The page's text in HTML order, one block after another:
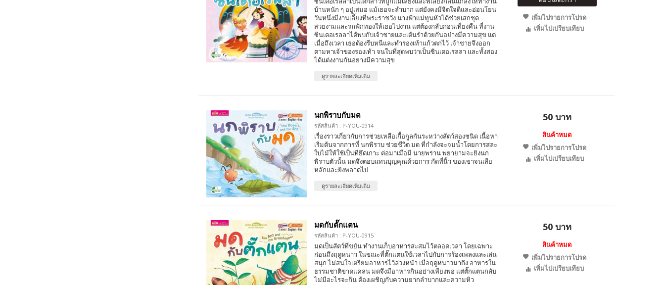
บ้านหนัก ๆ อยู่เสมอ แม้เธอจะลำบาก แต่ยังคงมีจิตใจดีและอ่อนโยน
วันหนึ่งมีงานเลี้ยงที่พระราชวัง นางฟ้าแม่ทูนหัวได้ช่วยเสกชุด
สวยงามและรถฟักทองให้เธอไปงาน แต่ต้องกลับก่อนเที่ยงคืน ที่งาน
ซินเดอเรลลาได้พบกับเจ้าชายและเต้นรำด้วยกันอย่างมีความสุข แต่
เมื่อถึงเวลา เธอต้องรีบหนีและทำรองเท้าแก้วตกไว้ เจ้าชายจึงออก
ตามหาเจ้าของรองเท้า จนในที่สุดพบว่าเป็นซินเดอเรลลา และทั้งสอง
ได้แต่งงานกันอย่างมีความสุข
ดูรายละเอียดเพิ่มเติม
เพิ่มไปรายการโปรด
เพิ่มไปเปรียบเทียบ
นกพิราบกับมด
รหัสสินค้า : P-YOU-0914
เรื่องราวเกี่ยวกับการช่วยเหลือเกื้อกูลกันระหว่างสัตว์สองชนิด เนื้อหา
เริ่มต้นจากการที่ นกพิราบ ช่วยชีวิต มด ที่กำลังจะจมน้ำโดยการสละ
ใบไม้ให้ใช้เป็นที่ยึดเกาะ ต่อมาเมื่อมี นายพราน พยายามจะยิงนก
พิราบตัวนั้น มดจึงตอบแทนบุญคุณด้วยการ กัดที่นิ้ว ของเขาจนเสีย
หลักและยิงพลาดไป
ดูรายละเอียดเพิ่มเติม
50 บาท
สินค้าหมด
เพิ่มไปรายการโปรด
เพิ่มไปเปรียบเทียบ
มดกับตั๊กแตน
รหัสสินค้า : P-YOU-0915
มดเป็นสัตว์ที่ขยัน ทำงานเก็บอาหารสะสมไว้ตลอดเวลา โดยเฉพาะ
ก่อนถึงฤดูหนาว ในขณะที่ตั๊กแตนใช้เวลาไปกับการร้องเพลงและเล่น
สนุก ไม่สนใจเตรียมอาหารไว้ล่วงหน้า เมื่อฤดูหนาวมาถึง อาหารใน
ธรรมชาติขาดแคลน มดจึงมีอาหารกินอย่างเพียงพอ แต่ตั๊กแตนกลับ
ไม่มีอะไรจะกิน ต้องเผชิญกับความยากลำบากและความหิว
50 บาท
สินค้าหมด
เพิ่มไปรายการโปรด
เพิ่มไปเปรียบเทียบ